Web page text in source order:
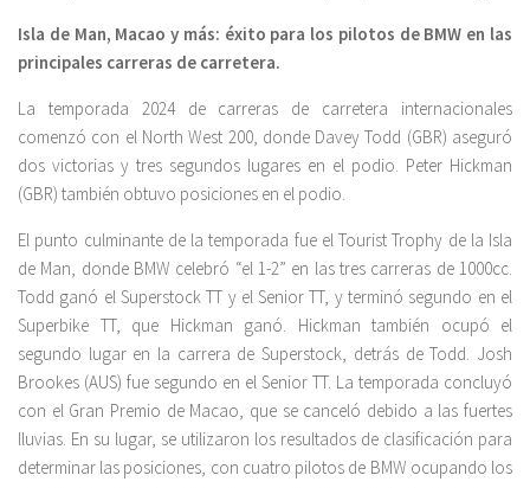
Isla de Man, Macao y más: éxito para los pilotos de BMW en las
principales carreras de carretera.
La temporada 2024 de carreras de carretera internacionales
comenzó con el North West 200, donde Davey Todd (GBR) aseguró
dos victorias y tres segundos lugares en el podio. Peter Hickman
(GBR) también obtuvo posiciones en el podio.
El punto culminante de la temporada fue el Tourist Trophy de la Isla
de Man, donde BMW celebró “el 1-2” en las tres carreras de 1000cc.
Todd ganó el Superstock TT y el Senior TT, y terminó segundo en el
Superbike TT, que Hickman ganó. Hickman también ocupó el
segundo lugar en la carrera de Superstock, detrás de Todd. Josh
Brookes (AUS) fue segundo en el Senior TT. La temporada concluyó
con el Gran Premio de Macao, que se canceló debido a las fuertes
lluvias. En su lugar, se utilizaron los resultados de clasificación para
determinar las posiciones, con cuatro pilotos de BMW ocupando los